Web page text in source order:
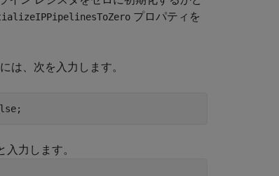
プロパティを
は、次を入力します。
入力します。